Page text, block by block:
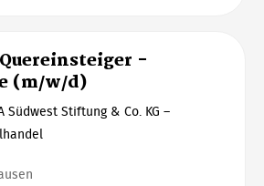
-
(m/w/d)
Südwest Stiftung & Co. KG –